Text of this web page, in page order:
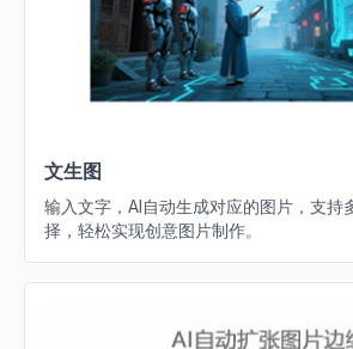
文生图
输入文字，AI自动生成对应的图片，支持
择，轻松实现创意图片制作。